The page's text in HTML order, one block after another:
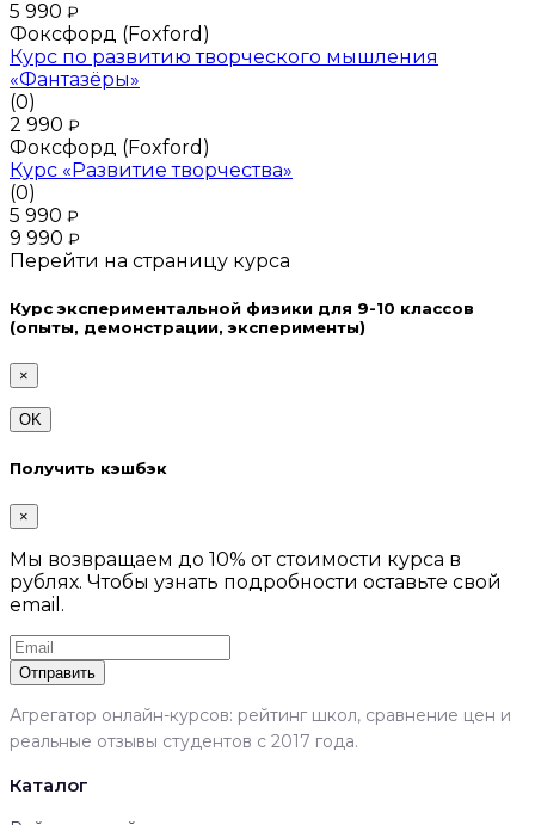
5 990 ₽
Фоксфорд (Foxford)
Курс по развитию творческого мышления
«Фантазёры»
(0)
2 990 ₽
Фоксфорд (Foxford)
Курс «Развитие творчества»
(0)
5 990 ₽
9 990 ₽
Перейти на страницу курса
Курс экспериментальной физики для 9-10 классов
(опыты, демонстрации, эксперименты)
×
OK
Получить кэшбэк
×
Мы возвращаем до 10% от стоимости курса в
рублях. Чтобы узнать подробности оставьте свой
email.
Отправить
Агрегатор онлайн-курсов: рейтинг школ, сравнение цен и
реальные отзывы студентов с 2017 года.
Каталог